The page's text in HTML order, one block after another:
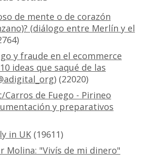
de mente o de corazón
(diálogo entre Merlín y el
y fraude en el ecommerce
ideas que saqué de las
(22020)
Carros de Fuego - Pirineo
y preparativos
in UK(19611)
Molina: "Vivís de mi dinero"